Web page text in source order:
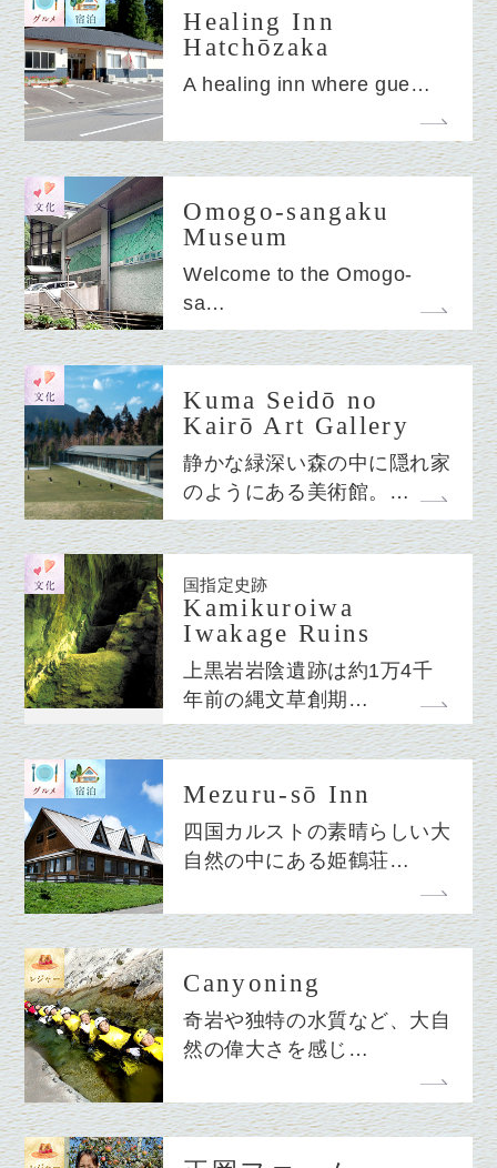
Healing Inn
Hatchōzaka
A healing inn where gue…
Omogo-sangaku
Museum
Welcome to the Omogo-
sa…
Kuma Seidō no
Kairō Art Gallery
静かな緑深い森の中に隠れ家
のようにある美術館。…
国指定史跡
Kamikuroiwa
Iwakage Ruins
上黒岩岩陰遺跡は約1万4千
年前の縄文草創期…
Mezuru-sō Inn
四国カルストの素晴らしい大
自然の中にある姫鶴荘…
Canyoning
奇岩や独特の水質など、大自
然の偉大さを感じ…